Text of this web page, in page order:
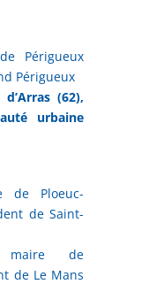
Périgueux
Périgueux
(62),
urbaine
de Ploeuc-
de Saint-
maire de
de Le Mans